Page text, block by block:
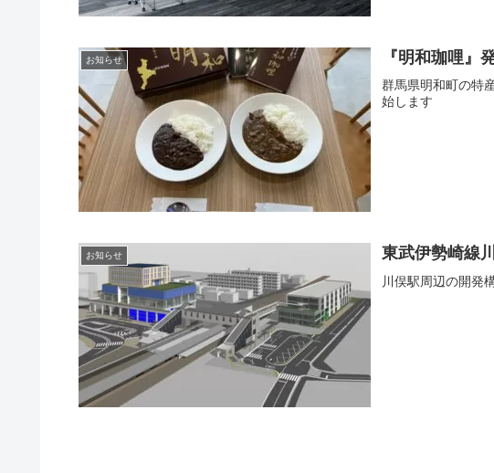
お知らせ 『明和珈哩』
群馬県明和町の特
始します
お知らせ 東武伊勢崎線
川俣駅周辺の開発